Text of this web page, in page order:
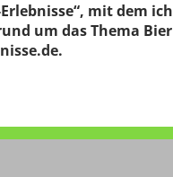
mit dem ich
um das Thema Bier
.